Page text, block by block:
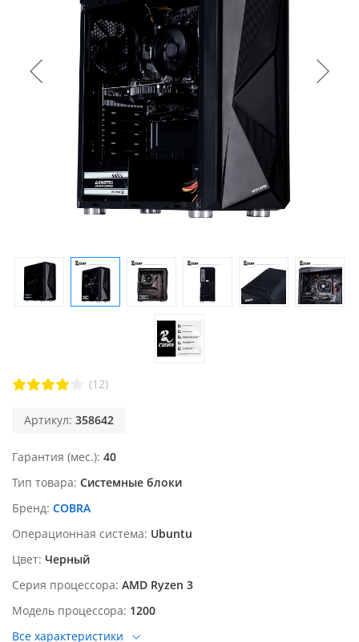
(12)
Артикул: 358642
Гарантия (мес.) 40
Тип товара Системные блоки
Бренд COBRA
Операционная система Ubuntu
Цвет Черный
Серия процессора AMD Ryzen 3
Модель процессора 1200
Все характеристики